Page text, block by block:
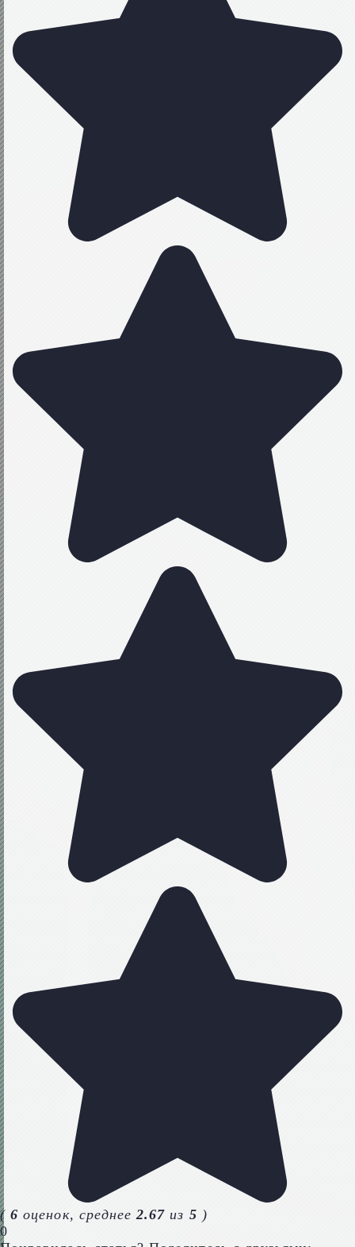
(6 оценок, среднее2.67 из 5 )
0